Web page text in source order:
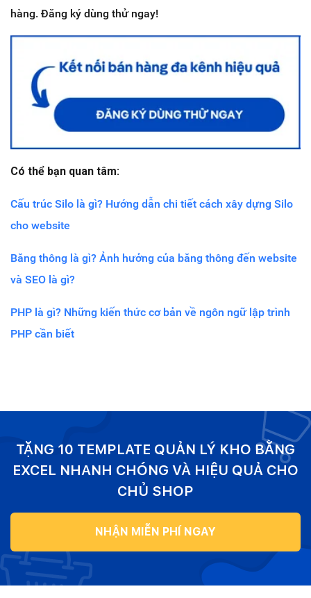
hàng. Đăng ký dùng thử ngay!
Có thể bạn quan tâm:
Cấu trúc Silo là gì? Hướng dẫn chi tiết cách xây dựng Silo
cho website
Băng thông là gì? Ảnh hưởng của băng thông đến website
và SEO là gì?
PHP là gì? Những kiến thức cơ bản về ngôn ngữ lập trình
PHP cần biết
TẶNG 10 TEMPLATE QUẢN LÝ KHO BẰNG
EXCEL NHANH CHÓNG VÀ HIỆU QUẢ CHO
CHỦ SHOP
NHẬN MIỄN PHÍ NGAY